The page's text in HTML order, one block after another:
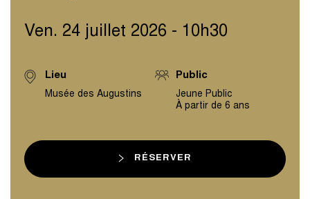
Ven. 24 juillet 2026 - 10h30
Lieu
Musée des Augustins
Public
Jeune Public
À partir de 6 ans
RÉSERVER